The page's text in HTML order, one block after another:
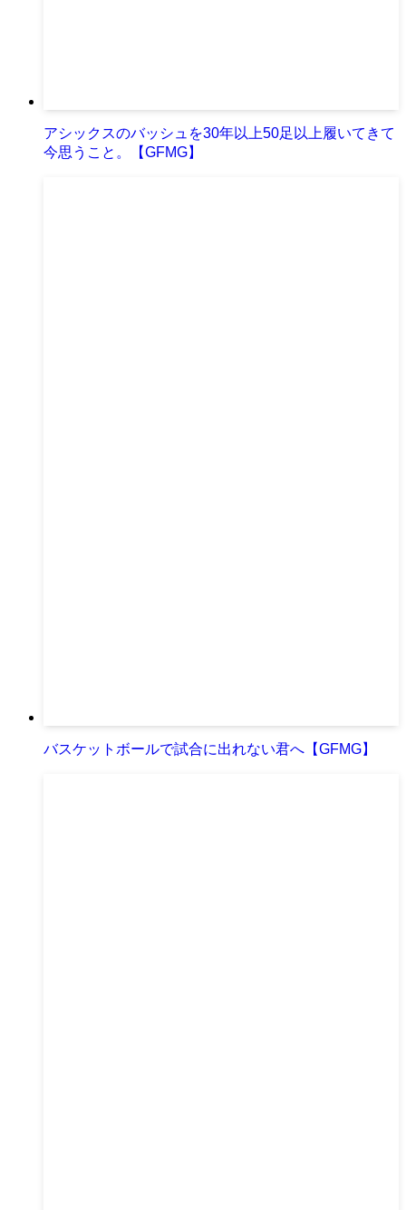
アシックスのバッシュを30年以上50足以上履いてきて
今思うこと。【GFMG】
バスケットボールで試合に出れない君へ【GFMG】